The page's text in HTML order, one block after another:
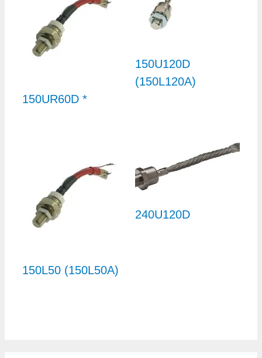
150UR60D *
150U120D
(150L120A)
150L50 (150L50A)
240U120D